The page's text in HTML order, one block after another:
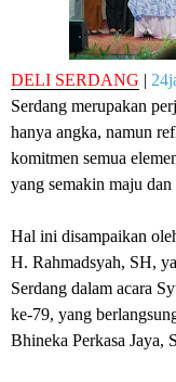
DELI SERDANG |
Serdang merupakan
hanya angka, namun
komitmen semua
yang semakin maju dan
Hal ini disampaikan
H. Rahmadsyah, SH,
Serdang dalam acara
ke-79, yang
Bhineka Perkasa Jaya,